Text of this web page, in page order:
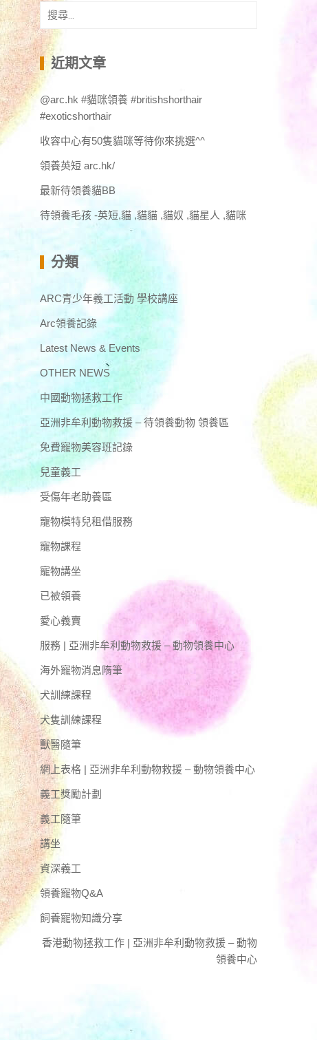
搜
尋
關
鍵
字:
近期文章
@arc.hk #貓咪領養 #britishshorthair
#exoticshorthair
收容中心有50隻貓咪等待你來挑選^^
領養英短 arc.hk/
最新待領養貓BB
待領養毛孩 -英短,貓 ,貓貓 ,貓奴 ,貓星人 ,貓咪
分類
ARC青少年義工活動 學校講座
Arc領養記錄
Latest News & Events
OTHER NEWS
中國動物拯救工作
亞洲非牟利動物救援 – 待領養動物 領養區
免費寵物美容班記錄
兒童義工
受傷年老助養區
寵物模特兒租借服務
寵物課程
寵物講坐
已被領養
愛心義賣
服務 | 亞洲非牟利動物救援 – 動物領養中心
海外寵物消息隋筆
犬訓練課程
犬隻訓練課程
獸醫隨筆
網上表格 | 亞洲非牟利動物救援 – 動物領養中心
義工獎勵計劃
義工隨筆
講坐
資深義工
領養寵物Q&A
飼養寵物知識分享
香港動物拯救工作 | 亞洲非牟利動物救援 – 動物
領養中心